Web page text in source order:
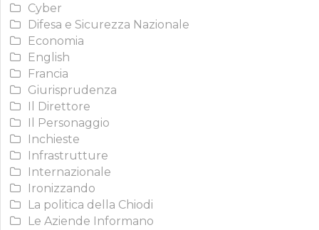
Cyber
Difesa e Sicurezza Nazionale
Economia
English
Francia
Giurisprudenza
Il Direttore
Il Personaggio
Inchieste
Infrastrutture
Internazionale
Ironizzando
La politica della Chiodi
Le Aziende Informano